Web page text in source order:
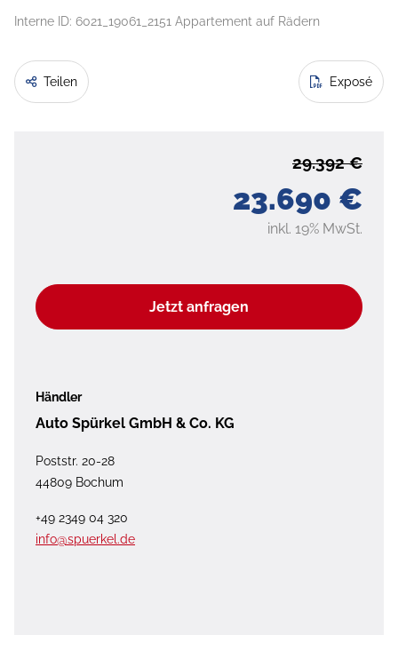
Interne ID: 6021_19061_2151 Appartement auf Rädern
Teilen Exposé
23.690 €
29.392 €
inkl. 19% MwSt.
Jetzt anfragen
Händler
Auto Spürkel GmbH & Co. KG
Poststr. 20-28
44809 Bochum
+49 2349 04 320
info@spuerkel.de